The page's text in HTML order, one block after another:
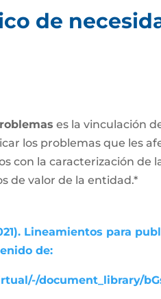
de
es la vinculación
los problemas que les
con la caracterización
de valor de la entidad.*
Lineamientos para
de:
document_library/